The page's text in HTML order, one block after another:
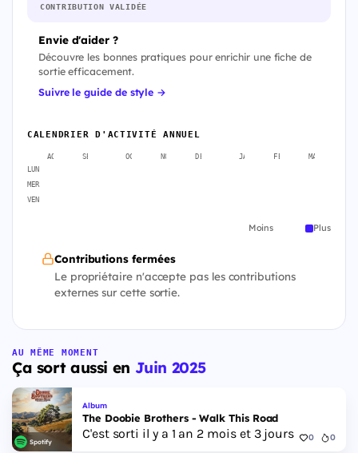
CONTRIBUTION VALIDÉE
Envie d'aider ?
Découvre les bonnes pratiques pour enrichir une fiche de
sortie efficacement.
Suivre le guide de style →
CALENDRIER D'ACTIVITÉ ANNUEL
AOÛT SEPT. OCT. NOV. DÉC. JANV. FÉVR. MARS
LUN
MER
VEN
Moins Plus
Contributions fermées
Le propriétaire n'accepte pas les contributions
externes sur cette sortie.
AU MÊME MOMENT
Ça sort aussi en Juin 2025
Spotify
Album
The Doobie Brothers - Walk This Road
C'est sorti il y a 1 an 2 mois et 3 jours 0 0